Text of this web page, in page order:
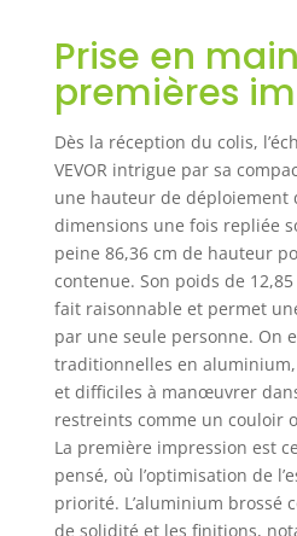
Prise en
premières
Dès la réception du colis,
VEVOR intrigue par sa
une hauteur de déploiement
dimensions une fois repliée
peine 86,36 cm de hauteur
contenue. Son poids de
fait raisonnable et permet
par une seule personne. On
traditionnelles en
et difficiles à manœuvrer
restreints comme un couloir
La première impression est
pensé, où l’optimisation de
priorité. L’aluminium brossé
de solidité et les finitions,